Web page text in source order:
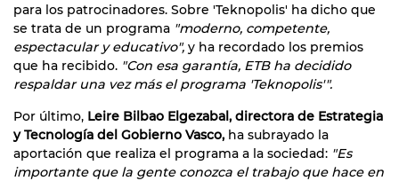
para los patrocinadores. Sobre 'Teknopolis' ha dicho que
se trata de un programa "moderno, competente,
espectacular y educativo", y ha recordado los premios
que ha recibido. "Con esa garantía, ETB ha decidido
respaldar una vez más el programa 'Teknopolis'".
Por último, Leire Bilbao Elgezabal, directora de Estrategia
y Tecnología del Gobierno Vasco, ha subrayado la
aportación que realiza el programa a la sociedad: "Es
importante que la gente conozca el trabajo que hace en